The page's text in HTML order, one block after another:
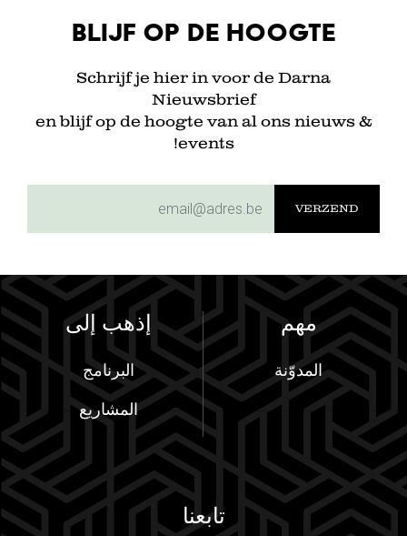
Blijf op de hoogte
Schrijf je hier in voor de Darna
Nieuwsbrief
en blijf op de hoogte van al ons nieuws &
events!
إذهب إلى
البرنامج
المشاريع
مهم
المدوّنة
تابعنا